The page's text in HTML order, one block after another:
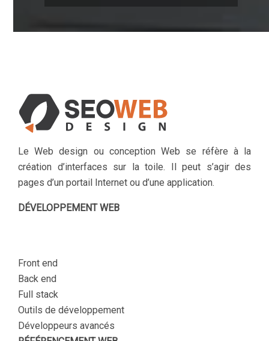
Le Web design ou conception Web se réfère à la
création d’interfaces sur la toile. Il peut s’agir des
pages d’un portail Internet ou d’une application.
DÉVELOPPEMENT WEB
Front end
Back end
Full stack
Outils de développement
Développeurs avancés